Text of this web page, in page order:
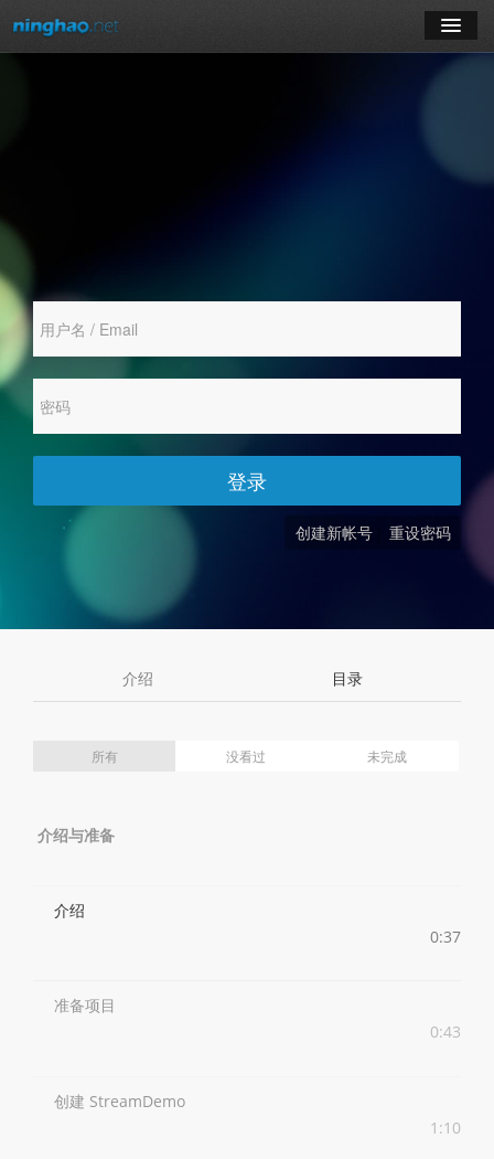
创建新帐号 重设密码
登录
介绍 目录
所有 没看过 未完成
介绍与准备
介绍
0:37
准备项目
0:43
创建 StreamDemo
1:10